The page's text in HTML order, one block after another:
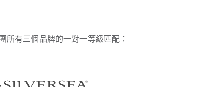
所有三個品牌的一對一等級匹配：